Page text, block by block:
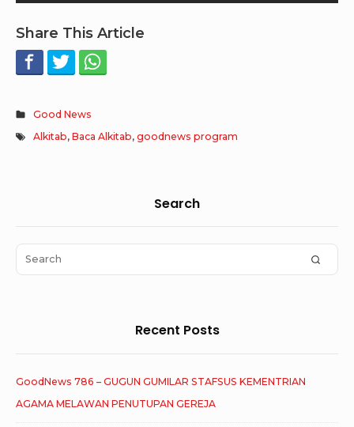
Share This Article
Good News
Alkitab,Baca Alkitab,goodnews program
Area
Search
Search
for:
Recent Posts
GoodNews 786 – GUGUN GUMILAR STAFSUS KEMENTRIAN
AGAMA MELAWAN PENUTUPAN GEREJA